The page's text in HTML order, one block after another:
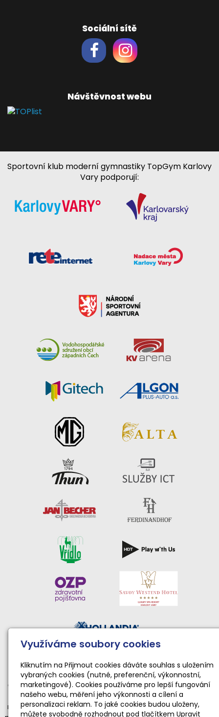
Sociální sítě
Návštěvnost webu
Sportovní klub moderní gymnastiky TopGym Karlovy
Vary podporují:
Národní sportovní agentura • Karlovarský kraj • Statutární
město Karlovy Vary
Činnost TopGym Karlovy Vary pro rok 2026 byla podpořena
dotací Národní sportovní agentury ve výši 169 100 Kč
na zabezpečení sportovní, tělovýchovné a organizační funkce
Využíváme soubory cookies
Kliknutím na Přijmout cookies dáváte souhlas s uložením
vybraných cookies (nutné, preferenční, výkonnostní,
marketingové). Cookies používáme pro lepší fungování
našeho webu, měření jeho výkonnosti a cílení a
personalizaci reklam. To jaké cookies budou uloženy,
můžete svobodně rozhodnout pod tlačítkem Upravit